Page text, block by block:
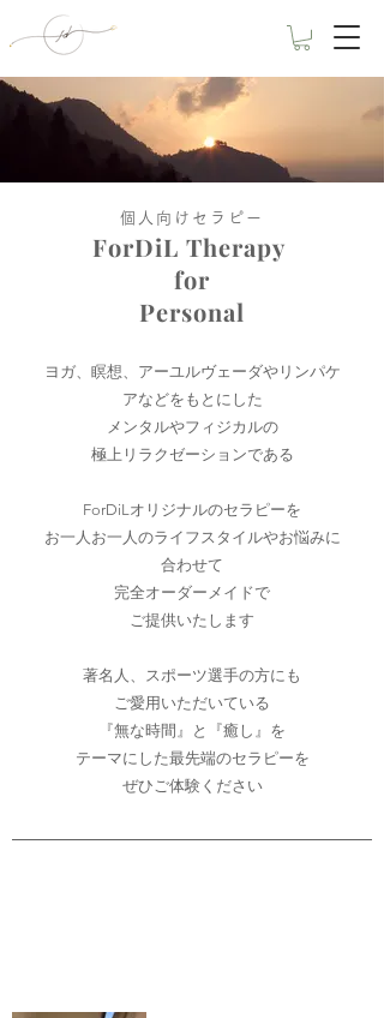
個人向けセラピー​
ForDiL Therapy
for
Personal
ヨガ、瞑想、アーユルヴェーダやリンパケ
アなどをもとにした
メンタルやフィジカルの
極上リラクゼーションである
ForDiLオリジナルのセラピーを
お一人お一人のライフスタイルやお悩みに
合わせて
完全オーダーメイドで
ご提供いたします
著名人、スポーツ選手の方にも
ご愛用いただいている
『無な時間』と『癒し』を
テーマにした最先端のセラピーを
ぜひご体験ください